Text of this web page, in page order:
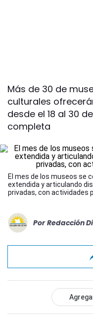
Más de 30 de
culturales
desde el 18 al 30
completa
El mes de los museos se
extendida y articulando
privadas, con actividades
Por Redacción